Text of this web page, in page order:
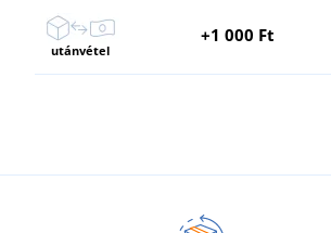
utánvétel
+1 000 Ft